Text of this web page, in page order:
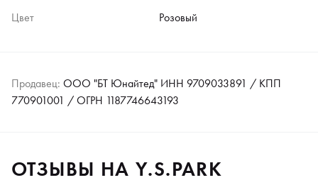
Цвет Розовый
Продавец: ООО "БТ Юнайтед" ИНН 9709033891 / КПП
770901001 / ОГРН 1187746643193
ОТЗЫВЫ НА Y.S.PARK